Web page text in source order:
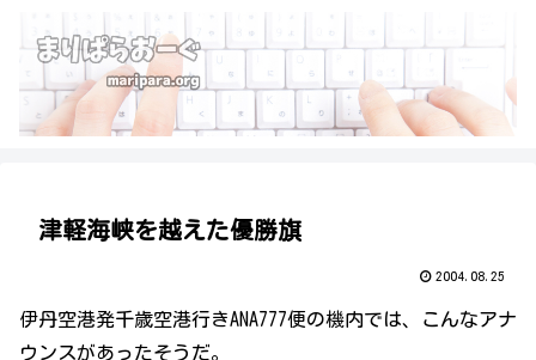
津軽海峡を越えた優勝旗
2004.08.25
伊丹空港発千歳空港行きANA777便の機内では、こんなアナ
ウンスがあったそうだ。